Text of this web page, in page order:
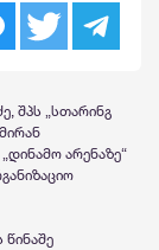
შპს „სთარინგ
არენაზე“
წინაშე